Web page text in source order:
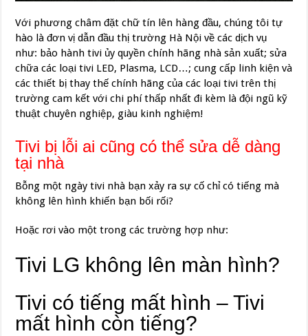
Với phương châm đặt chữ tín lên hàng đầu, chúng tôi tự
hào là đơn vị dẫn đầu thị trường Hà Nội về các dịch vụ
như: bảo hành tivi ủy quyền chính hãng nhà sản xuất; sửa
chữa các loại tivi LED, Plasma, LCD…; cung cấp linh kiện và
các thiết bị thay thế chính hãng của các loại tivi trên thị
trường cam kết với chi phí thấp nhất đi kèm là đội ngũ kỹ
thuật chuyên nghiệp, giàu kinh nghiệm!
Tivi bị lỗi ai cũng có thể sửa dễ dàng
tại nhà
Bỗng một ngày tivi nhà bạn xảy ra sự cố chỉ có tiếng mà
không lên hình khiến bạn bối rối?
Hoặc rơi vào một trong các trường hợp như:
Tivi LG không lên màn hình?
Tivi có tiếng mất hình – Tivi
mất hình còn tiếng?